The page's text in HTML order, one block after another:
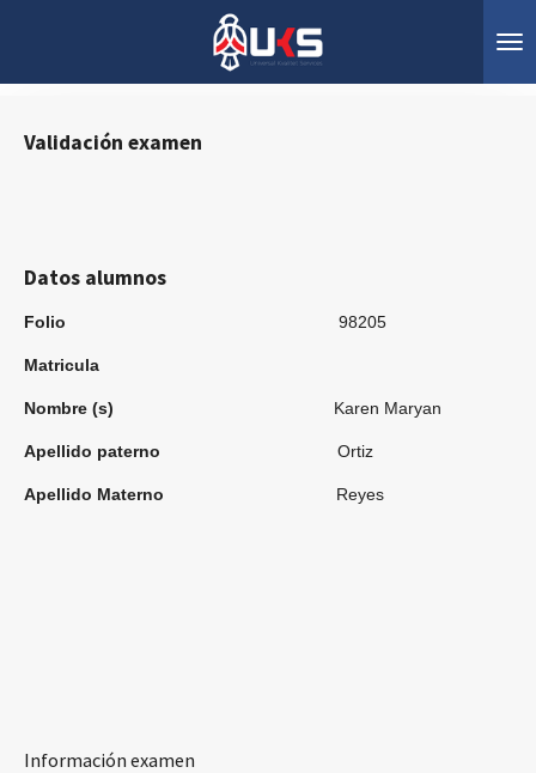
Validación examen
Datos alumnos
Folio 98205
Matricula
Nombre (s) Karen Maryan
Apellido paterno Ortiz
Apellido Materno Reyes
Información examen